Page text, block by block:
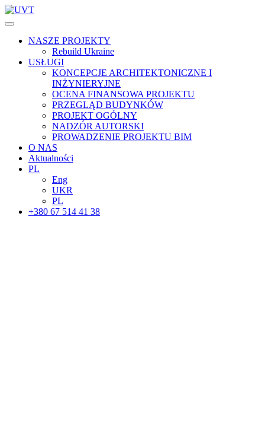
NASZE PROJEKTY
Rebuild Ukraine
USŁUGI
KONCEPCJE ARCHITEKTONICZNE I
INŻYNIERYJNE
OCENA FINANSOWA PROJEKTU
PRZEGLĄD BUDYNKÓW
PROJEKT OGÓLNY
NADZÓR AUTORSKI
PROWADZENIE PROJEKTU BIM
O NAS
Aktualności
PL
Eng
UKR
PL
+380 67 514 41 38